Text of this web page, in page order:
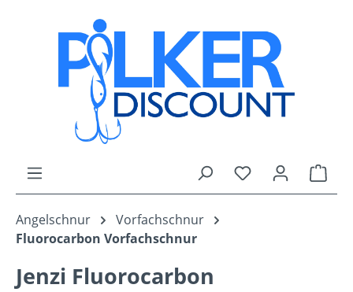
Zum Hauptinhalt springen
Du hast 0
Angelschnur
Vorfachschnur
Fluorocarbon Vorfachschnur
Jenzi Fluorocarbon